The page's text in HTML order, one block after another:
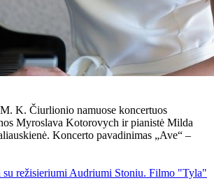
K. Čiurlionio namuose koncertuos
Myroslava Kotorovych ir pianistė Milda
Koncerto pavadinimas „Ave“ –
su režisieriumi Audriumi Stoniu. Filmo "Tyla"